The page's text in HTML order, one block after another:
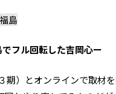
島
フル回転した吉岡心ー
期）とオンラインで取材